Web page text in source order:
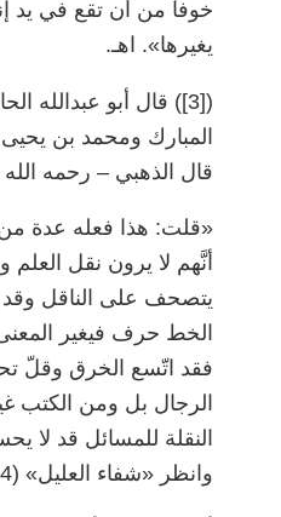
خوفاً من أن تقع في يد
يغيرها». اهـ.
(
[3]
) قال أبو عبدالله
المبارك ومحمد بن يحيى
قال الذهبي– رحمه
«قلت: هذا فعله عدة من
أنَّهم لا يرون نقل
يتصحف على الناقل
الخط حرف فيغير
فقد اتّسع الخرق وقلّ
الرجال بل ومن الكتب
النقلة للمسائل قد لا
وانظر «شفاء العليل» (1/404-405).